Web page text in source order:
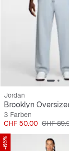
Jordan
3 Farben
Preis
CHF 50.00 CHF
-66%